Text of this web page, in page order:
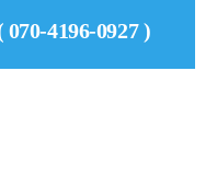
4196-0927 )